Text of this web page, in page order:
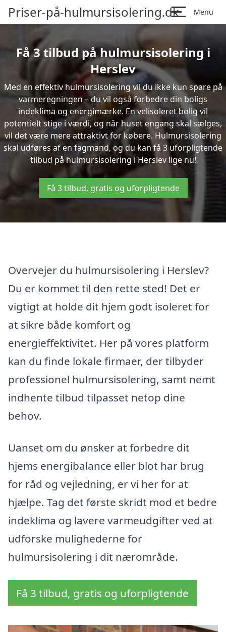
Priser-på-hulmursisolering.dk Menu
Få 3 tilbud på hulmursisolering i
Herslev
Med en effektiv hulmursisolering vil du ikke kun spare på
varmeregningen – du vil også forbedre din boligs
indeklima og energimærke. En velisoleret bolig vil
potentielt stige i værdi, og når huset engang skal sælges,
vil det være mere attraktivt for købere. Hulmursisolering
skal udføres af en fagmand, og du kan få 3 uforpligtende
tilbud på hulmursisolering i Herslev lige nu!
Få 3 tilbud, gratis og uforpligtende
Overvejer du hulmursisolering i Herslev?
Du er kommet til den rette sted! Det er
vigtigt at holde dit hjem godt isoleret for
at sikre både komfort og
energieffektivitet. Her på vores platform
kan du finde lokale firmaer, der tilbyder
professionel hulmursisolering, samt nemt
indhente tilbud tilpasset netop dine
behov.
Uanset om du ønsker at forbedre dit
hjems energibalance eller blot har brug
for råd og vejledning, er vi her for at
hjælpe. Tag det første skridt mod et bedre
indeklima og lavere varmeudgifter ved at
udforske mulighederne for
hulmursisolering i dit nærområde.
Få 3 tilbud, gratis og uforpligtende